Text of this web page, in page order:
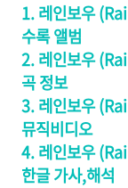
1. 레인보우
수록 앨범
2. 레인보우
곡 정보
3. 레인보우
뮤직비디오
4. 레인보우
한글 가사,해석